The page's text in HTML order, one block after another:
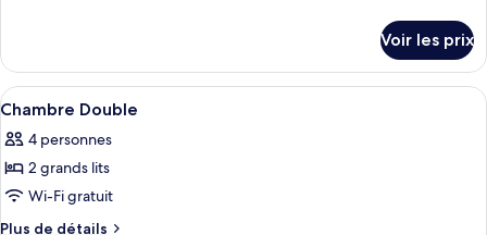
chambre :
Chambre,
1
grand
lit
et
le
type
de
Chambre,
lit
et
Voir les prix
Afficher
toutes
les
photos
pour
ce
Une chambre d’hôtel avec deux lits,
4
Chambre Double
4 personnes
2 grands lits
Wi-Fi gratuit
Plus de détails
Plus